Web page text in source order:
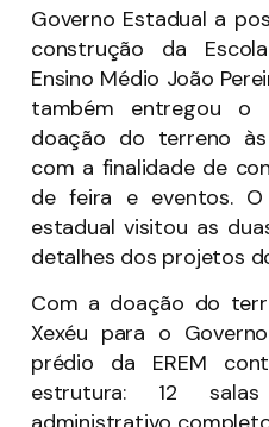
Governo Estadual a
construção da
Ensino Médio João
também entregou o
doação do terreno
com a finalidade de
de feira e eventos.
estadual visitou as
detalhes dos projetos
Com a doação do
Xexéu para o
prédio da EREM
estrutura: 12